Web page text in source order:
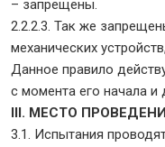
– запрещены.
2.2.2.3. Так же
механических
Данное правило
с момента его начала и
III. МЕСТО
3.1. Испытания